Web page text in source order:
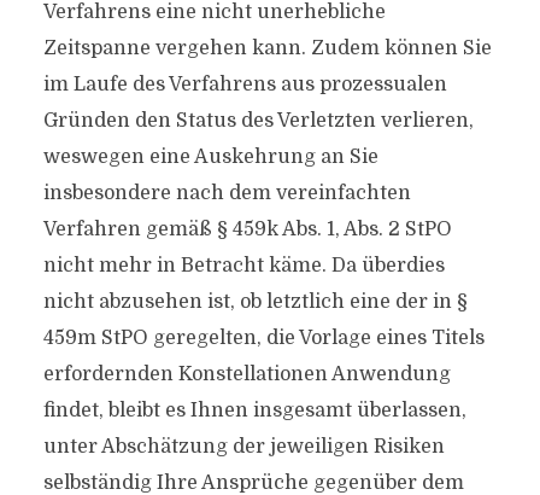
Verfahrens eine nicht unerhebliche
Zeitspanne vergehen kann. Zudem können Sie
im Laufe des Verfahrens aus prozessualen
Gründen den Status des Verletzten verlieren,
weswegen eine Auskehrung an Sie
insbesondere nach dem vereinfachten
Verfahren gemäß § 459k Abs. 1, Abs. 2 StPO
nicht mehr in Betracht käme. Da überdies
nicht abzusehen ist, ob letztlich eine der in §
459m StPO geregelten, die Vorlage eines Titels
erfordernden Konstellationen Anwendung
findet, bleibt es Ihnen insgesamt überlassen,
unter Abschätzung der jeweiligen Risiken
selbständig Ihre Ansprüche gegenüber dem